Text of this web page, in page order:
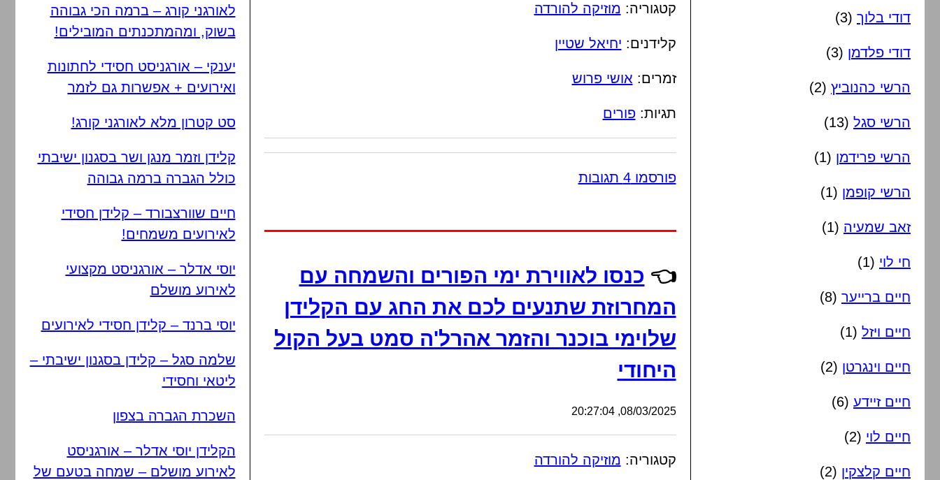
קטגוריה: מוזיקה להורדה
קלידנים: יחיאל שטיין
זמרים: אושי פרוש
תגיות:פורים
פורסמו 4 תגובות
👈 כנסו לאווירת ימי הפורים והשמחה עם
המחרוזת שתנעים לכם את החג עם הקלידן
שלוימי בוכנר והזמר אהרל'ה סמט בעל הקול
היחודי
08/03/2025, 20:27:04
קטגוריה: מוזיקה להורדה
דודי בלוך (3)
דודי פלדמן (3)
הרשי כהנוביץ (2)
הרשי סגל (13)
הרשי פרידמן (1)
הרשי קופמן (1)
זאב שמעיה (1)
חי לוי (1)
חיים ברייער (8)
חיים ויזל (1)
חיים וינגרטן (2)
חיים זיידע (6)
חיים לוי (2)
חיים קלצקין (2)
לאורגני קורג – ברמה הכי גבוהה
בשוק, ומהמתכנתים המובילים!
יענקי – אורגניסט חסידי לחתונות
ואירועים + אפשרות גם לזמר
סט קטרון מלא לאורגני קורג!
קלידן וזמר מנגן ושר בסגנון ישיבתי
כולל הגברה ברמה גבוהה
חיים שוורצבורד – קלידן חסידי
לאירועים משמחים!
יוסי אדלר – אורגניסט מקצועי
לאירוע מושלם
יוסי ברנד – קלידן חסידי לאירועים
שלמה סגל – קלידן בסגנון ישיבתי –
ליטאי וחסידי
השכרת הגברה בצפון
הקלידן יוסי אדלר – אורגניסט
לאירוע מושלם – שמחה בטעם של